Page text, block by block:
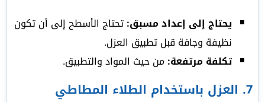
يحتاج إلى إعداد مسبق:تحتاج الأسطح إلى أن تكون
نظيفة وجافة قبل تطبيق العزل.
تكلفة مرتفعة:من حيث المواد والتطبيق.
7. العزل باستخدام الطلاء المطاطي